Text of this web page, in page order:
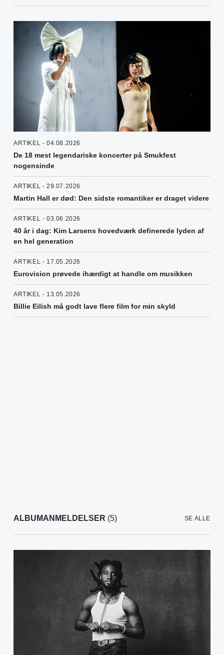
ARTIKEL - 04.08.2026
De 18 mest legendariske koncerter på Smukfest
nogensinde
ARTIKEL - 29.07.2026
Martin Hall er død: Den sidste romantiker er draget videre
ARTIKEL - 03.06.2026
40 år i dag: Kim Larsens hovedværk definerede lyden af
en hel generation
ARTIKEL - 17.05.2026
Eurovision prøvede ihærdigt at handle om musikken
ARTIKEL - 13.05.2026
Billie Eilish må godt lave flere film for min skyld
ALBUMANMELDELSER (5) SE ALLE